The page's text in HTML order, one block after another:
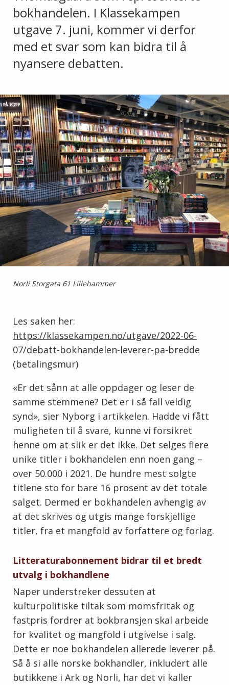
bokhandelen. I Klassekampen
utgave 7. juni, kommer vi derfor
med et svar som kan bidra til å
nyansere debatten.
Norli Storgata 61 Lillehammer
Les saken her:
https://klassekampen.no/utgave/2022-06-
07/debatt-bokhandelen-leverer-pa-bredde
(betalingsmur)
«Er det sånn at alle oppdager og leser de
samme stemmene? Det er i så fall veldig
synd», sier Nyborg i artikkelen. Hadde vi fått
muligheten til å svare, kunne vi forsikret
henne om at slik er det ikke. Det selges flere
unike titler i bokhandelen enn noen gang –
over 50.000 i 2021. De hundre mest solgte
titlene sto for bare 16 prosent av det totale
salget. Dermed er bokhandelen avhengig av
at det skrives og utgis mange forskjellige
titler, fra et mangfold av forfattere og forlag.
Litteraturabonnement bidrar til et bredt
utvalg i bokhandlene
Naper understreker dessuten at
kulturpolitiske tiltak som momsfritak og
fastpris fordrer at bokbransjen skal arbeide
for kvalitet og mangfold i utgivelse i salg.
Dette er noe bokhandelen allerede leverer på.
Så å si alle norske bokhandler, inkludert alle
butikkene i Ark og Norli, har det vi kaller